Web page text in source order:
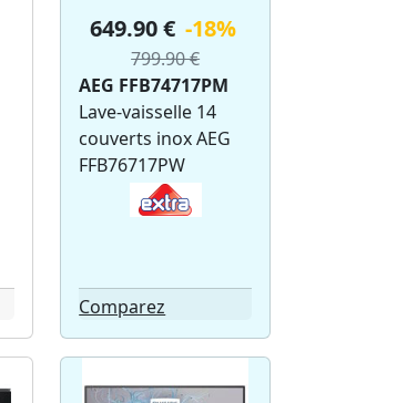
649.90 € -18%
799.90 €
AEG FFB74717PM
Lave-vaisselle 14
couverts inox AEG
FFB76717PW
Comparez